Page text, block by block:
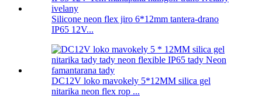
Silicone neon flex jiro 6*12mm tantera-drano
IP65 12V...
DC12V loko mavokely 5*12MM silica gel
nitarika neon flex rop ...